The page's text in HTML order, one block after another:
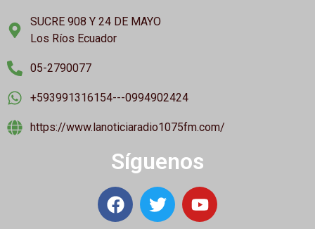
SUCRE 908 Y 24 DE MAYO
Los Ríos Ecuador
05-2790077
+593991316154---0994902424
https://www.lanoticiaradio1075fm.com/
Síguenos